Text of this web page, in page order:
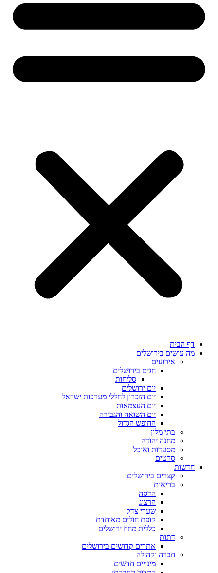
דף הבית
מה עושים בירושלים
אירועים
חגים בירושלים
סליחות
יום ירושלים
יום הזכרון לחללי מערכות ישראל
יום העצמאות
יום השואה והגבורה
החופש הגדול
בתי מלון
מחנה יהודה
מסעדות ואוכל
סרטים
חדשות
קצרים בירושלים
בריאות
הדסה
הרצוג
שערי צדק
קופת חולים מאוחדת
כללית מחוז ירושלים
דתות
אתרים קדושים בירושלים
חברה וקהילה
מינויים חדשים